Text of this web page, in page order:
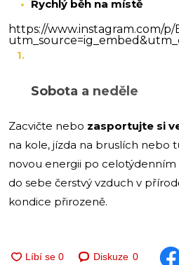
Rychlý běh na místě
https://www.instagram.com/p/
Sobota a neděle
Zacvičte nebo zasportujte si
na kole, jízda na bruslích nebo
novou energii po
do sebe čerstvý vzduch v
kondice přirozeně.
Diskuze 0